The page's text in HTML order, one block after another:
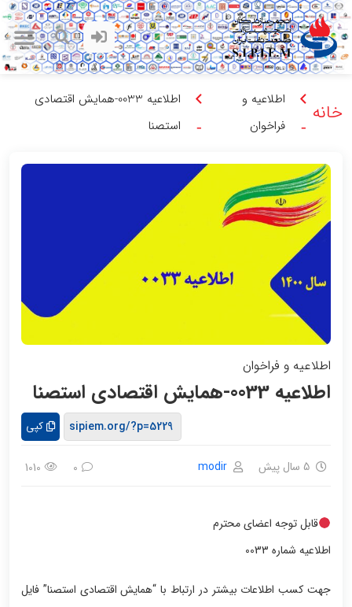
خانه -
اطلاعیه و
فراخوان
-
اطلاعیه 0033-همایش اقتصادی
استصنا
اطلاعیه و فراخوان
اطلاعیه 0033-همایش اقتصادی استصنا
کپی
5 سال پیش modir
0
1010
قابل توجه اعضای محترم
اطلاعیه شماره 0033
جهت کسب اطلاعات بیشتر در ارتباط با “همایش اقتصادی استصنا” فایل